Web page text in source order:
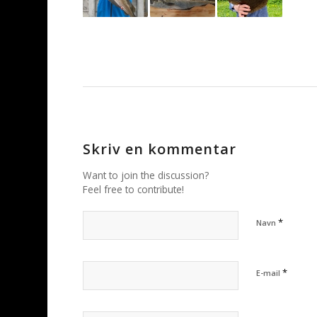
Skriv en kommentar
Want to join the discussion?
Feel free to contribute!
Navn*
E-mail*